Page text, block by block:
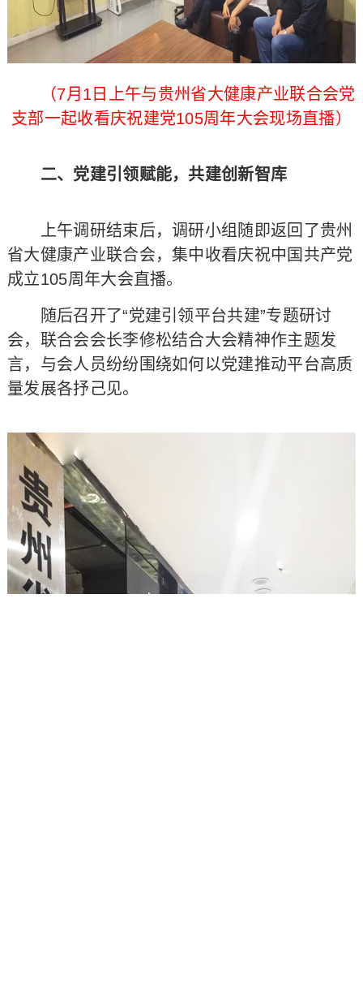
（7月1日上午与贵州省大健康产业联合会党
支部一起收看庆祝建党105周年大会现场直播）
二、党建引领赋能，共建创新智库
上午调研结束后，调研小组随即返回了贵州
省大健康产业联合会，集中收看庆祝中国共产党
成立105周年大会直播。
随后召开了“党建引领平台共建”专题研讨
会，联合会会长李修松结合大会精神作主题发
言，与会人员纷纷围绕如何以党建推动平台高质
量发展各抒己见。